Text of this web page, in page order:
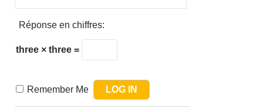
Réponse en chiffres:
three × three =
Remember Me